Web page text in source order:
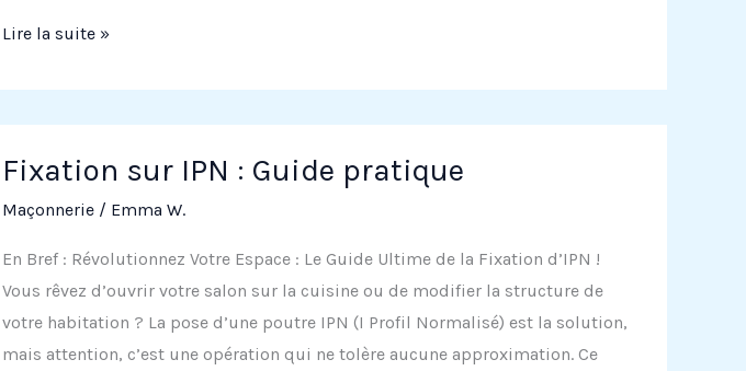
Hangar
de
200
m²
Pourquoi
c’est
important
?
Lire la suite »
Fixation sur IPN : Guide pratique
Maçonnerie / Emma W.
En Bref : Révolutionnez Votre Espace : Le Guide Ultime de la Fixation d’IPN !
Vous rêvez d’ouvrir votre salon sur la cuisine ou de modifier la structure de
votre habitation ? La pose d’une poutre IPN (I Profil Normalisé) est la solution,
mais attention, c’est une opération qui ne tolère aucune approximation. Ce